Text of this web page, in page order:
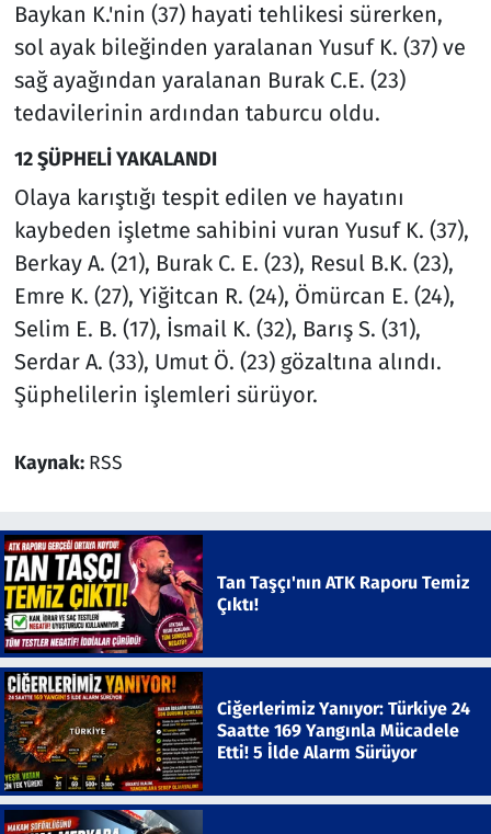
Baykan K.'nin (37) hayati tehlikesi sürerken,
sol ayak bileğinden yaralanan Yusuf K. (37) ve
sağ ayağından yaralanan Burak C.E. (23)
tedavilerinin ardından taburcu oldu.
12 ŞÜPHELİ YAKALANDI
Olaya karıştığı tespit edilen ve hayatını
kaybeden işletme sahibini vuran Yusuf K. (37),
Berkay A. (21), Burak C. E. (23), Resul B.K. (23),
Emre K. (27), Yiğitcan R. (24), Ömürcan E. (24),
Selim E. B. (17), İsmail K. (32), Barış S. (31),
Serdar A. (33), Umut Ö. (23) gözaltına alındı.
Şüphelilerin işlemleri sürüyor.
Kaynak: RSS
Tan Taşçı'nın ATK Raporu Temiz
Çıktı!
Ciğerlerimiz Yanıyor: Türkiye 24
Saatte 169 Yangınla Mücadele
Etti! 5 İlde Alarm Sürüyor